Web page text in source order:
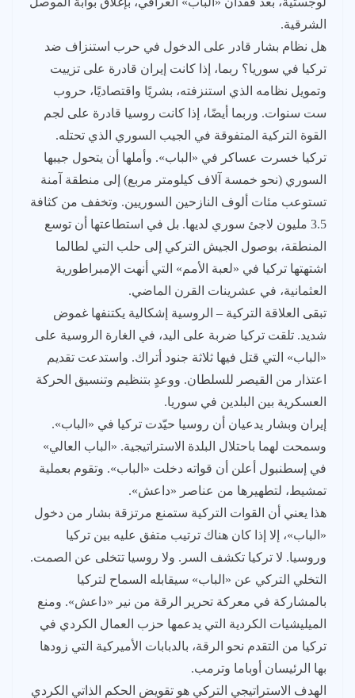
الشرقية.
هل نظام بشار قادر على الدخول في حرب استنزاف ضد
تركيا في سوريا؟ ربما، إذا كانت إيران قادرة على تزييت
وتمويل نظامه الذي استنزفته، بشريًا واقتصاديًا، حروب
ست سنوات. وربما أيضًا، إذا كانت روسيا قادرة على لجم
القوة التركية المتفوقة في الجيب السوري الذي تحتله.
تركيا خسرت عساكر في «الباب». وأملها أن يتحول جيبها
السوري (نحو خمسة آلاف كيلومتر مربع) إلى منطقة آمنة
تستوعب مئات ألوف النازحين السوريين. وتخفف من كثافة
3.5 مليون لاجئ سوري لديها. بل في استطاعتها أن توسع
المنطقة، بوصول الجيش التركي إلى حلب التي لطالما
اشتهتها تركيا في «لعبة الأمم» التي أنهت الإمبراطورية
العثمانية، في عشرينات القرن الماضي.
تبقى العلاقة التركية – الروسية إشكالية يكتنفها غموض
شديد. تلقت تركيا ضربة على اليد، في الغارة الروسية على
«الباب» التي قتل فيها ثلاثة جنود أتراك. واستدعت تقديم
اعتذار من القيصر للسلطان. ووعدٍ بتنظيم وتنسيق الحركة
العسكرية بين البلدين في سوريا.
إيران وبشار يدعيان أن روسيا حيّدت تركيا في «الباب».
وسمحت لهما باحتلال البلدة الاستراتيجية. «الباب العالي»
في إسطنبول أعلن أن قواته دخلت «الباب». وتقوم بعملية
تمشيط، لتطهيرها من عناصر «داعش».
هذا يعني أن القوات التركية ستمنع مرتزقة بشار من دخول
«الباب»، إلا إذا كان هناك ترتيب متفق عليه بين تركيا
وروسيا. لا تركيا تكشف السر. ولا روسيا تتخلى عن الصمت.
التخلي التركي عن «الباب» سيقابله السماح لتركيا
بالمشاركة في معركة تحرير الرقة من نير «داعش». ومنع
الميليشيات الكردية التي يدعمها حزب العمال الكردي في
تركيا من التقدم نحو الرقة، بالدبابات الأميركية التي زودها
بها الرئيسان أوباما وترمب.
الهدف الاستراتيجي التركي هو تقويض الحكم الذاتي الكردي